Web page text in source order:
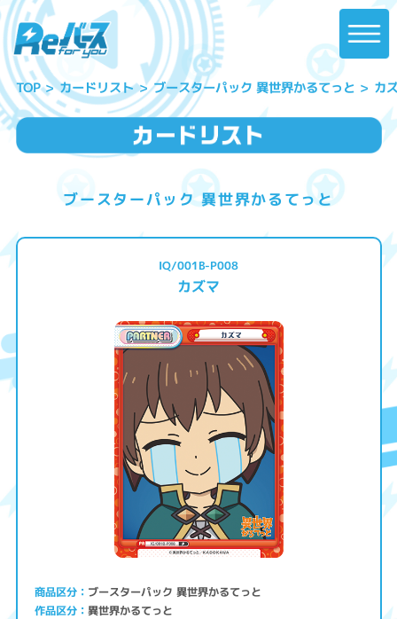
TOP カードリスト ブースターパック 異世界かるてっと カ
ブースターパック 異世界かるてっと
IQ/001B-P008
カズマ
商品区分 ブースターパック 異世界かるてっと
作品区分 異世界かるてっと